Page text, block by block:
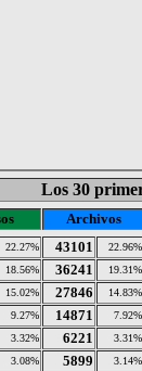
Los 30
Archivos
22.27% 43101 22.96%
18.56% 36241 19.31%
15.02% 27846 14.83%
9.27% 14871 7.92%
3.32% 6221 3.31%
3.08% 5899 3.14%